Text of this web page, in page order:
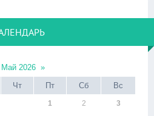
Май 2026 »
Чт Пт Сб Вс
1 2 3